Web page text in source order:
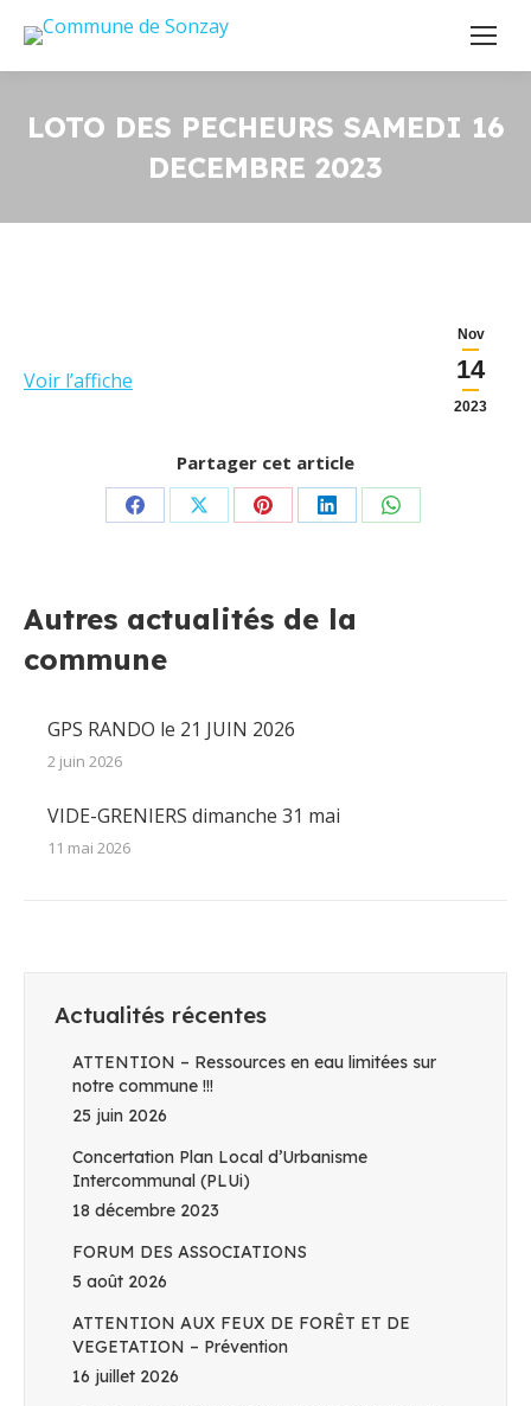
LOTO DES PECHEURS SAMEDI 16
DECEMBRE 2023
Nov
14
2023
Voir l’affiche
Partager cet article
PartagerPartagerPartagerPartagerPartager
Autres actualités de la
commune
GPS RANDO le 21 JUIN 2026
2 juin 2026
VIDE-GRENIERS dimanche 31 mai
11 mai 2026
Actualités récentes
ATTENTION – Ressources en eau limitées sur
notre commune !!!
25 juin 2026
Concertation Plan Local d’Urbanisme
Intercommunal (PLUi)
18 décembre 2023
FORUM DES ASSOCIATIONS
5 août 2026
ATTENTION AUX FEUX DE FORÊT ET DE
VEGETATION – Prévention
16 juillet 2026